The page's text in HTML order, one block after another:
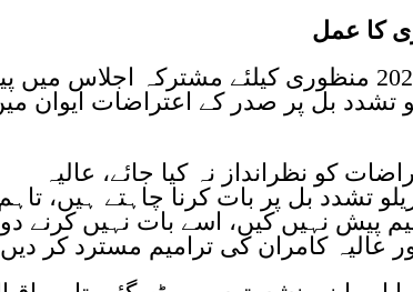
کا عمل
بعد ازاں گھریلو تشدد روک تھام و تحفظ بل 2025 منظوری کیلئے مشترکہ اجلاس
تشدد بل پر صدر کے اعتراضات ایوان
کو نظرانداز نہ کیا جائے، عالیہ
تشدد بل پر بات کرنا چاہتے ہیں،
پیش نہیں کیں، اسے بات نہیں کرنے
عالیہ کامران کی ترامیم مسترد کر